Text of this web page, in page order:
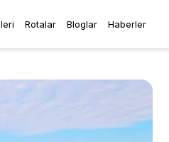
Rotalar Bloglar Haberler